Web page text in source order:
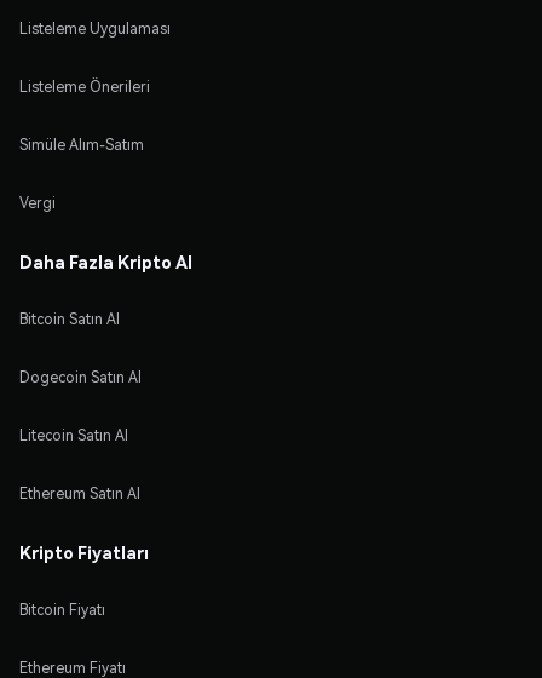
Listeleme Uygulaması
Listeleme Önerileri
Simüle Alım-Satım
Vergi
Daha Fazla Kripto Al
Bitcoin Satın Al
Dogecoin Satın Al
Litecoin Satın Al
Ethereum Satın Al
Kripto Fiyatları
Bitcoin Fiyatı
Ethereum Fiyatı